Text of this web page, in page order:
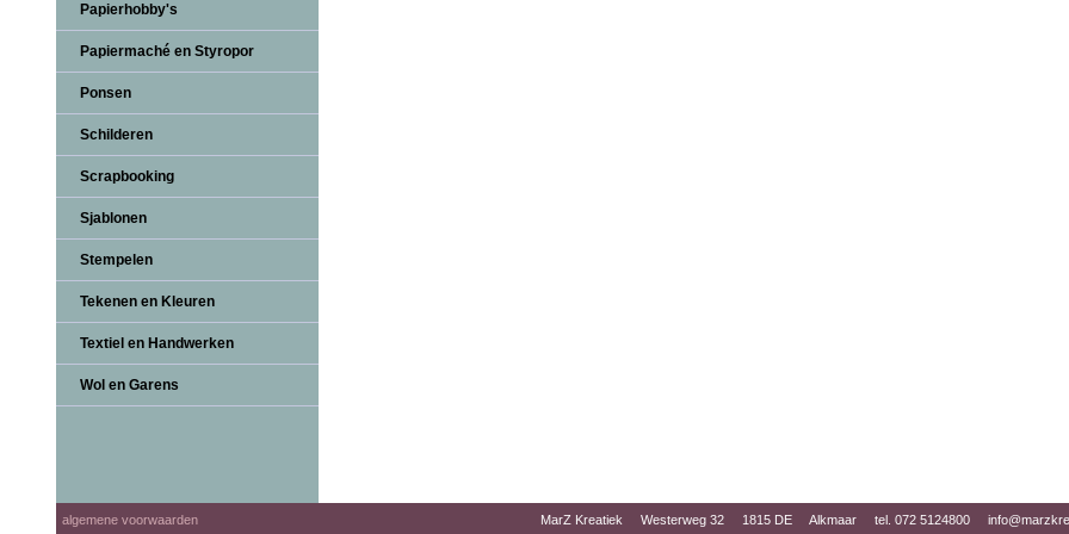
Papierhobby's
Papiermaché en Styropor
Ponsen
Schilderen
Scrapbooking
Sjablonen
Stempelen
Tekenen en Kleuren
Textiel en Handwerken
Wol en Garens
algemene voorwaarden MarZ Kreatiek Westerweg 32 1815 DE Alkmaar tel. 072 5124800